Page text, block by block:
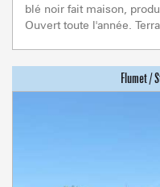
blé noir fait maison,
Ouvert toute l'année.